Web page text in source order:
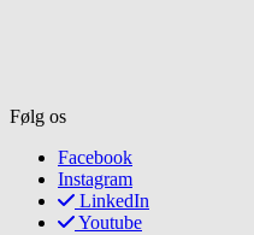
Følg os
Facebook
Instagram
LinkedIn
Youtube